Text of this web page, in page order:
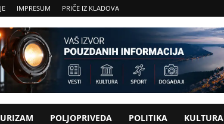
IMPRESUM PRIČE IZ KLADOVA
POLJOPRIVEDA POLITIKA KULTURA